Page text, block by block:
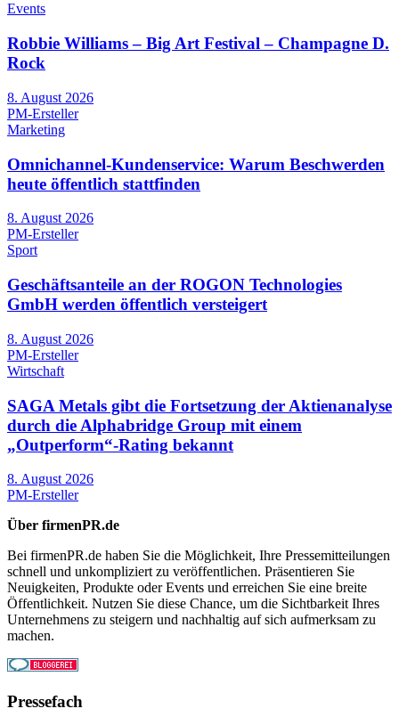
Events
Robbie Williams – Big Art Festival – Champagne D.
Rock
8. August 2026
PM-Ersteller
Marketing
Omnichannel-Kundenservice: Warum Beschwerden
heute öffentlich stattfinden
8. August 2026
PM-Ersteller
Sport
Geschäftsanteile an der ROGON Technologies
GmbH werden öffentlich versteigert
8. August 2026
PM-Ersteller
Wirtschaft
SAGA Metals gibt die Fortsetzung der Aktienanalyse
durch die Alphabridge Group mit einem
„Outperform“-Rating bekannt
8. August 2026
PM-Ersteller
Über firmenPR.de
Bei firmenPR.de haben Sie die Möglichkeit, Ihre Pressemitteilungen
schnell und unkompliziert zu veröffentlichen. Präsentieren Sie
Neuigkeiten, Produkte oder Events und erreichen Sie eine breite
Öffentlichkeit. Nutzen Sie diese Chance, um die Sichtbarkeit Ihres
Unternehmens zu steigern und nachhaltig auf sich aufmerksam zu
machen.
Pressefach